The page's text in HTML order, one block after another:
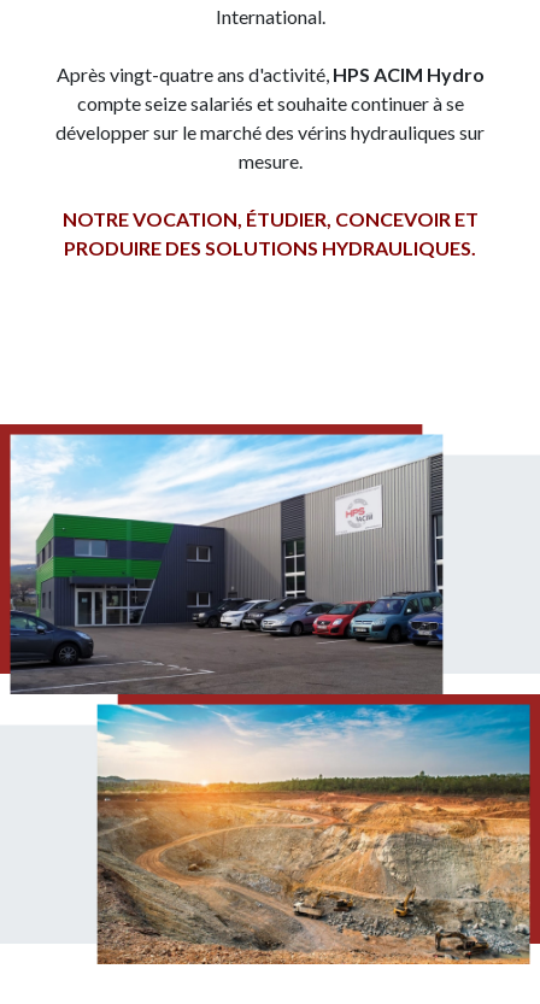
International.
Après vingt-quatre ans d'activité, HPS ACIM Hydro
compte seize salariés et souhaite continuer à se
développer sur le marché des vérins hydrauliques sur
mesure.
NOTRE VOCATION, ÉTUDIER, CONCEVOIR ET
PRODUIRE DES SOLUTIONS HYDRAULIQUES.